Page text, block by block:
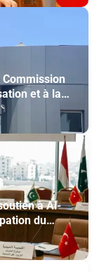
et à la
l'année
à Al-
du